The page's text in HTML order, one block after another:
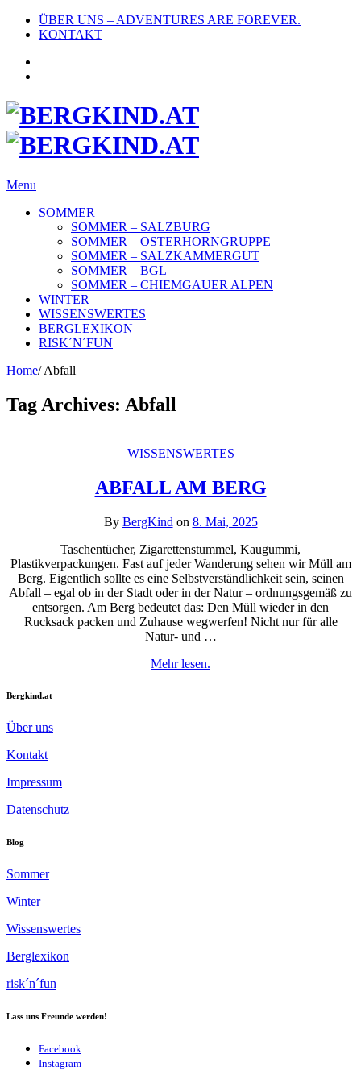
ÜBER UNS – ADVENTURES ARE FOREVER.
KONTAKT
Menu
SOMMER
SOMMER – SALZBURG
SOMMER – OSTERHORNGRUPPE
SOMMER – SALZKAMMERGUT
SOMMER – BGL
SOMMER – CHIEMGAUER ALPEN
WINTER
WISSENSWERTES
BERGLEXIKON
RISK´N´FUN
Home/ Abfall
Tag Archives: Abfall
WISSENSWERTES
ABFALL AM BERG
By BergKind on 8. Mai, 2025
Taschentücher, Zigarettenstummel, Kaugummi,
Plastikverpackungen. Fast auf jeder Wanderung sehen wir Müll am
Berg. Eigentlich sollte es eine Selbstverständlichkeit sein, seinen
Abfall – egal ob in der Stadt oder in der Natur – ordnungsgemäß zu
entsorgen. Am Berg bedeutet das: Den Müll wieder in den
Rucksack packen und Zuhause wegwerfen! Nicht nur für alle
Natur- und …
Mehr lesen.
Bergkind.at
Über uns
Kontakt
Impressum
Datenschutz
Blog
Sommer
Winter
Wissenswertes
Berglexikon
risk´n´fun
Lass uns Freunde werden!
Facebook
Instagram